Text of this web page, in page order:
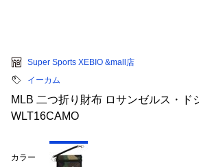
Super Sports XEBIO &mall店
イーカム
MLB 二つ折り財布 ロサンゼルス・ド
WLT16CAMO
カラー